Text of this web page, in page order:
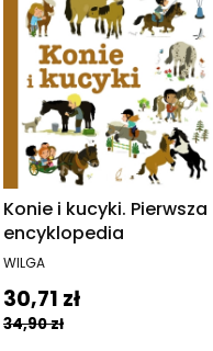
Konie i kucyki. Pierwsza
encyklopedia
PRODUCENT
WILGA
Cena promocyjna
30,71 zł
34,90 zł